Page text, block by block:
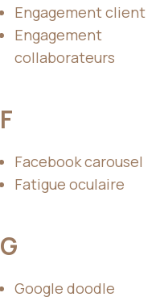
Engagement client
Engagement
collaborateurs
F
Facebook carousel
Fatigue oculaire
G
Google doodle